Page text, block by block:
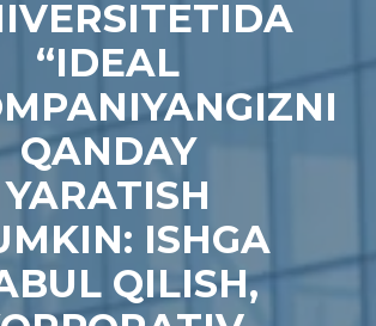
“IDEAL
QANDAY
YARATISH
ISHGA
QILISH,